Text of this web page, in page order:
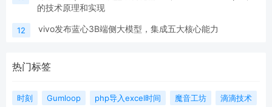
的技术原理和实现
12 vivo发布蓝心3B端侧大模型，集成五大核心能力
热门标签
时刻 Gumloop php导入excel时间 魔音工坊 滴滴技术